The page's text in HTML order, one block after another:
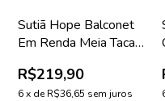
Sutiã Hope Balconet
Em Renda Meia Taca
R$219,90
6x deR$36,65 sem juros